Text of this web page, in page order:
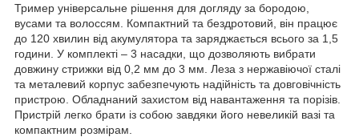
Тример універсальне рішення для догляду за бородою,
вусами та волоссям. Компактний та бездротовий, він працює
до 120 хвилин від акумулятора та заряджається всього за 1,5
години. У комплекті – 3 насадки, що дозволяють вибрати
довжину стрижки від 0,2 мм до 3 мм. Леза з нержавіючої сталі
та металевий корпус забезпечують надійність та довговічність
пристрою. Обладнаний захистом від навантаження та порізів.
Пристрій легко брати із собою завдяки його невеликій вазі та
компактним розмірам.